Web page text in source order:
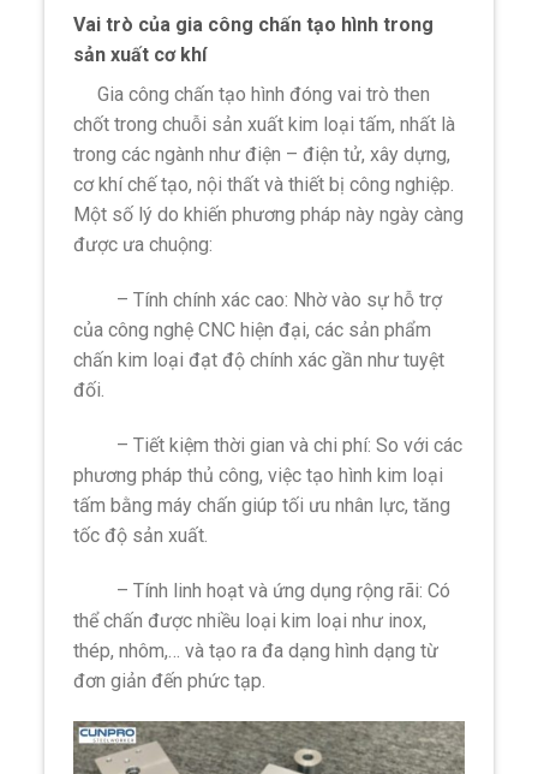
Vai trò của gia công chấn tạo hình trong
sản xuất cơ khí
Gia công chấn tạo hình đóng vai trò then
chốt trong chuỗi sản xuất kim loại tấm, nhất là
trong các ngành như điện – điện tử, xây dựng,
cơ khí chế tạo, nội thất và thiết bị công nghiệp.
Một số lý do khiến phương pháp này ngày càng
được ưa chuộng:
– Tính chính xác cao: Nhờ vào sự hỗ trợ
của công nghệ CNC hiện đại, các sản phẩm
chấn kim loại đạt độ chính xác gần như tuyệt
đối.
– Tiết kiệm thời gian và chi phí: So với các
phương pháp thủ công, việc tạo hình kim loại
tấm bằng máy chấn giúp tối ưu nhân lực, tăng
tốc độ sản xuất.
– Tính linh hoạt và ứng dụng rộng rãi: Có
thể chấn được nhiều loại kim loại như inox,
thép, nhôm,… và tạo ra đa dạng hình dạng từ
đơn giản đến phức tạp.